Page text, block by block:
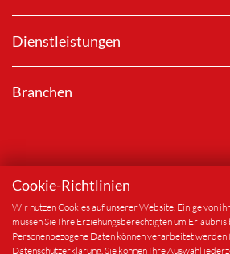
Dienstleistungen
Branchen
© 2024Alform Europe GmbH &
Cookie-Richtlinien
Wir nutzen Cookies auf unserer Website. Einige von
müssen Sie Ihre Erziehungsberechtigten um
Personenbezogene Daten können verarbeitet
Datenschutzerklärung. Sie können Ihre Auswahl